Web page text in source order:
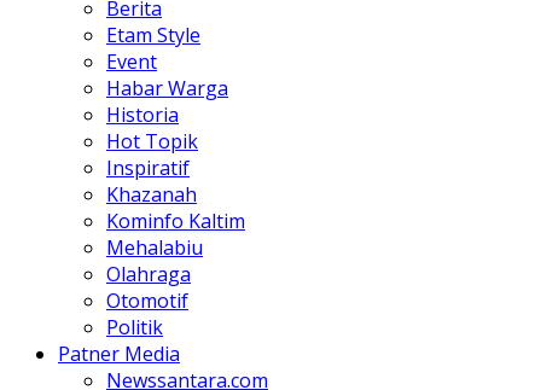
Berita
Etam Style
Event
Habar Warga
Historia
Hot Topik
Inspiratif
Khazanah
Kominfo Kaltim
Mehalabiu
Olahraga
Otomotif
Politik
Patner Media
Newssantara.com